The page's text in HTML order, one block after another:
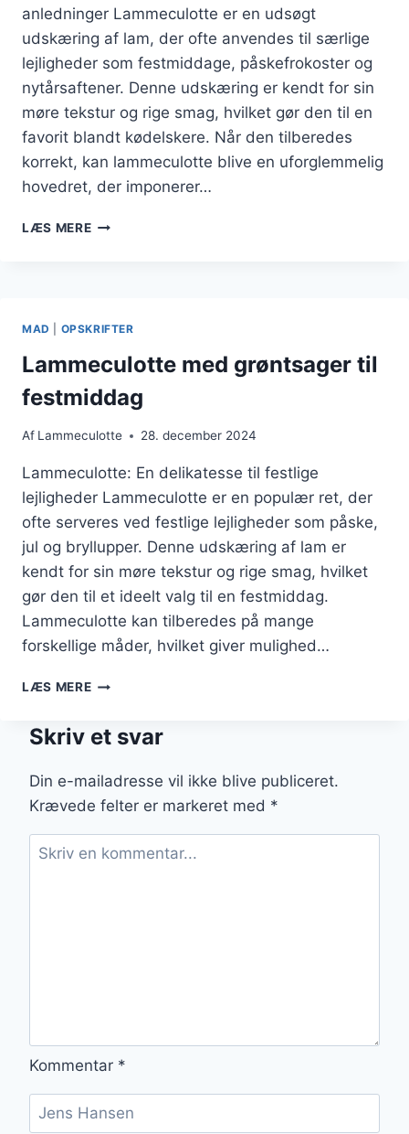
anledninger Lammeculotte er en udsøgt
udskæring af lam, der ofte anvendes til særlige
lejligheder som festmiddage, påskefrokoster og
nytårsaftener. Denne udskæring er kendt for sin
møre tekstur og rige smag, hvilket gør den til en
favorit blandt kødelskere. Når den tilberedes
korrekt, kan lammeculotte blive en uforglemmelig
hovedret, der imponerer…
LÆS MERELAMMECULOTTE
MAD OPSKRIFTER
Lammeculotte med grøntsager til
festmiddag
Af Lammeculotte 28. december 2024
Lammeculotte: En delikatesse til festlige
lejligheder Lammeculotte er en populær ret, der
ofte serveres ved festlige lejligheder som påske,
jul og bryllupper. Denne udskæring af lam er
kendt for sin møre tekstur og rige smag, hvilket
gør den til et ideelt valg til en festmiddag.
Lammeculotte kan tilberedes på mange
forskellige måder, hvilket giver mulighed…
LÆS MERELAMMECULOTTE
TIL
Skriv et svar
Din e-mailadresse vil ikke blive publiceret.
Krævede felter er markeret med *
Kommentar *